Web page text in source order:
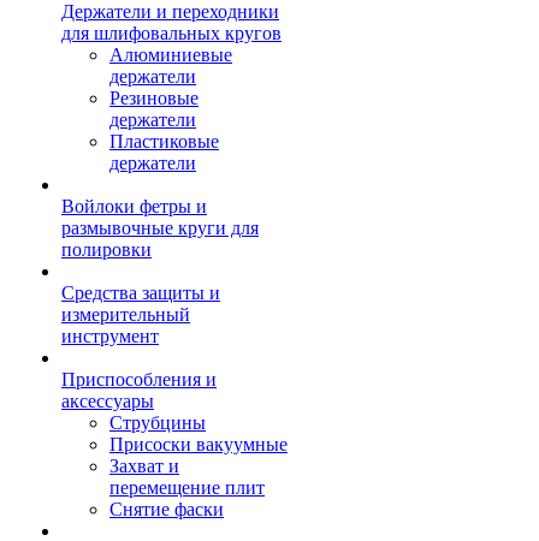
Держатели и переходники
для шлифовальных кругов
Алюминиевые
держатели
Резиновые
держатели
Пластиковые
держатели
Войлоки фетры и
размывочные круги для
полировки
Средства защиты и
измерительный
инструмент
Приспособления и
аксессуары
Струбцины
Присоски вакуумные
Захват и
перемещение плит
Снятие фаски